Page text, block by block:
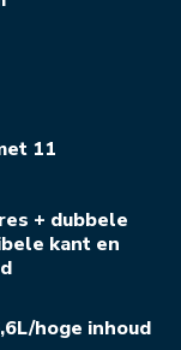
11
+ dubbele
kant en
hoge inhoud